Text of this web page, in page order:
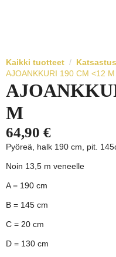
Kaikki tuotteet
AJOANKKURI 190 CM <12 M
M
64,90 €
Pyöreä, halk 190 cm, pit.
Noin 13,5 m veneelle
A = 190 cm
B = 145 cm
C = 20 cm
D = 130 cm